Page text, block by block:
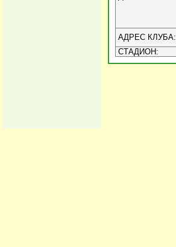
АДРЕС КЛУБА:
СТАДИОН: